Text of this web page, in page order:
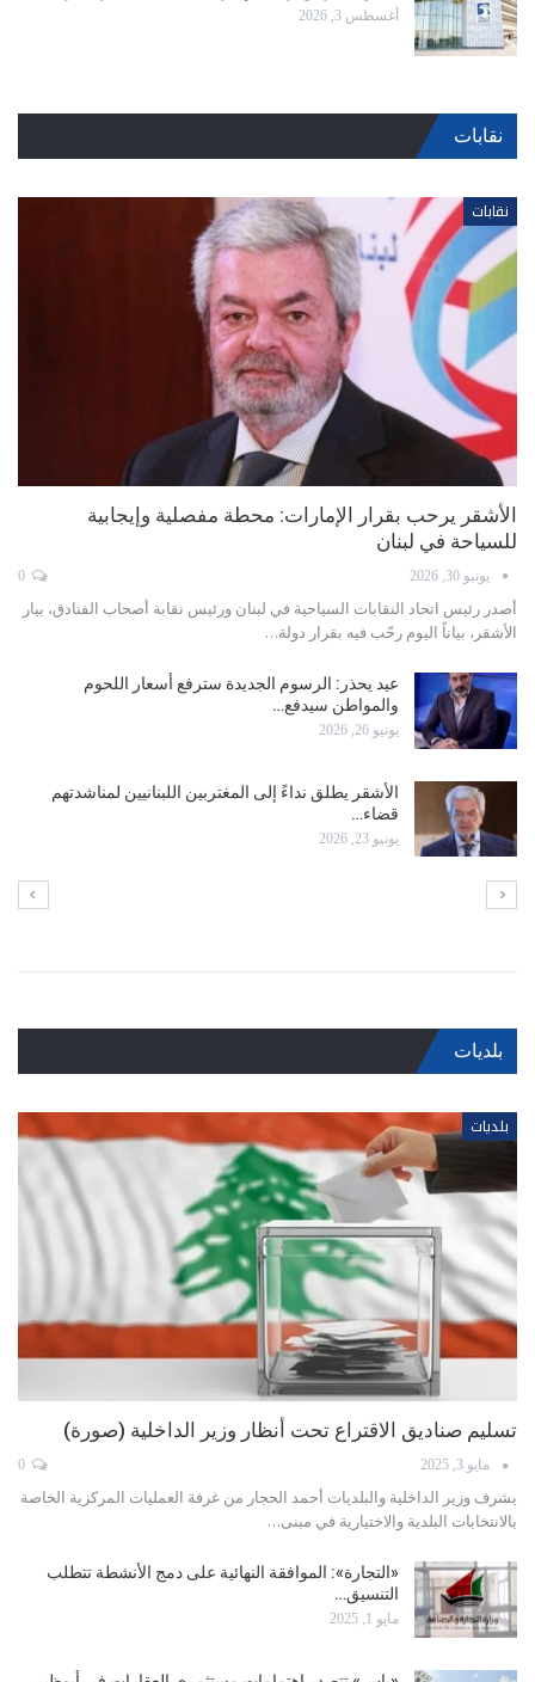
أغسطس 3, 2026
نقابات
نقابات
أشقر: نأمل برفع حظر سفر السعوديين إلى لبنان فور انتهاء
الحرب
يونيو 11, 2026
أصدر رئيس اتحاد النقابات السياحية ورئيس نقابة الفنادق في لبنان، بيار الأشقر،
بياناً نوه فيه بالجهود التي بذلها…
الأشقر في عيد العمال: ليكن هذا اليوم محطةً للتقدير
وتجديد…
مايو 1, 2026
عبود: عودة الطيران إلى مطار بيروت تنطلق مجددًا وبعد
الطيران…
أبريل 16, 2026
بلديات
بلديات
عكار تفتتح موسم الانتخابات: محاولات تغليب التوافق لا تمنع
المعارك العائلية
أبريل 9, 2025 0
مع تحديد وزير الداخلية والبلديات أحمد الحجار مواعيد إجراء الانتخابات البلدية
الـ NGO’s خسرت موسم الانتخابات البلدية
أبريل 5, 2025